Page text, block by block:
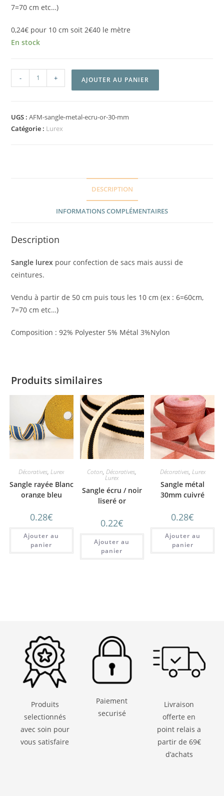
7=70 cm etc…)
0,24€ pour 10 cm soit 2€40 le mètre
En stock
- + AJOUTER AU PANIER
UGS :AFM-sangle-metal-ecru-or-30-mm
Catégorie : Lurex
DESCRIPTION
INFORMATIONS COMPLÉMENTAIRES
Description
Sangle lurex pour confection de sacs mais aussi de
ceintures.
Vendu à partir de 50 cm puis tous les 10 cm (ex : 6=60cm,
7=70 cm etc…)
Composition : 92% Polyester 5% Métal 3%Nylon
Produits similaires
Décoratives,Lurex
Sangle rayée Blanc
orange bleu
0.28€
Ajouter au
panier
Coton,Décoratives,
Lurex
Sangle écru / noir
liseré or
0.22€
Ajouter au
panier
Décoratives, Lurex
Sangle métal
30mm cuivré
0.28€
Ajouter au
panier
Produits
selectionnés
avec soin pour
vous satisfaire
Paiement
securisé
Livraison
offerte en
point relais a
partir de 69€
d’achats